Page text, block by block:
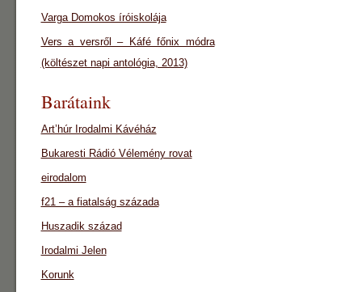
Varga Domokos íróiskolája
Vers a versről – Káfé főnix módra
(költészet napi antológia, 2013)
Barátaink
Art’húr Irodalmi Kávéház
Bukaresti Rádió Vélemény rovat
eirodalom
f21 – a fiatalság százada
Huszadik század
Irodalmi Jelen
Korunk